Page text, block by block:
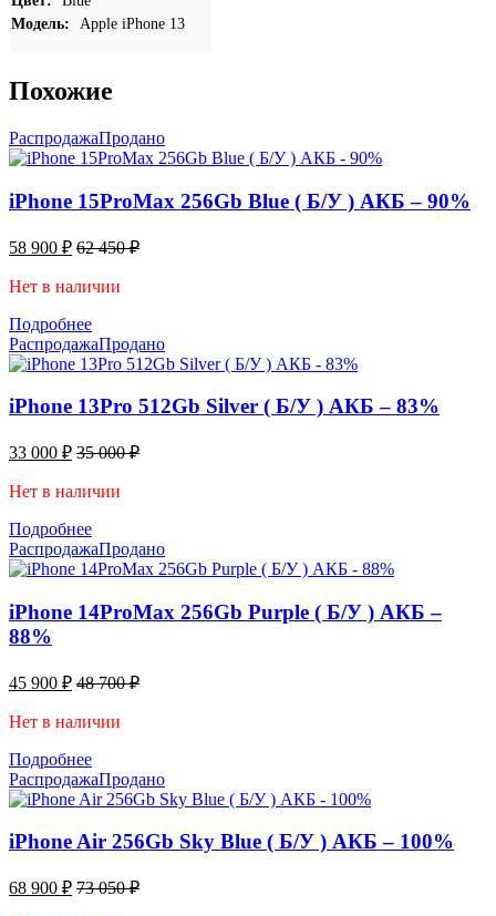
Модель:
Apple iPhone 13
Похожие
РаспродажаПродано
iPhone 15ProMax 256Gb Blue ( Б/У ) АКБ – 90%
58 900 ₽ 62 450₽
Нет в наличии
Подробнее
РаспродажаПродано
iPhone 13Pro 512Gb Silver ( Б/У ) АКБ – 83%
33 000 ₽ 35 000₽
Нет в наличии
Подробнее
РаспродажаПродано
iPhone 14ProMax 256Gb Purple ( Б/У ) АКБ –
88%
45 900 ₽ 48 700₽
Нет в наличии
Подробнее
РаспродажаПродано
iPhone Air 256Gb Sky Blue ( Б/У ) АКБ – 100%
68 900 ₽ 73 050₽